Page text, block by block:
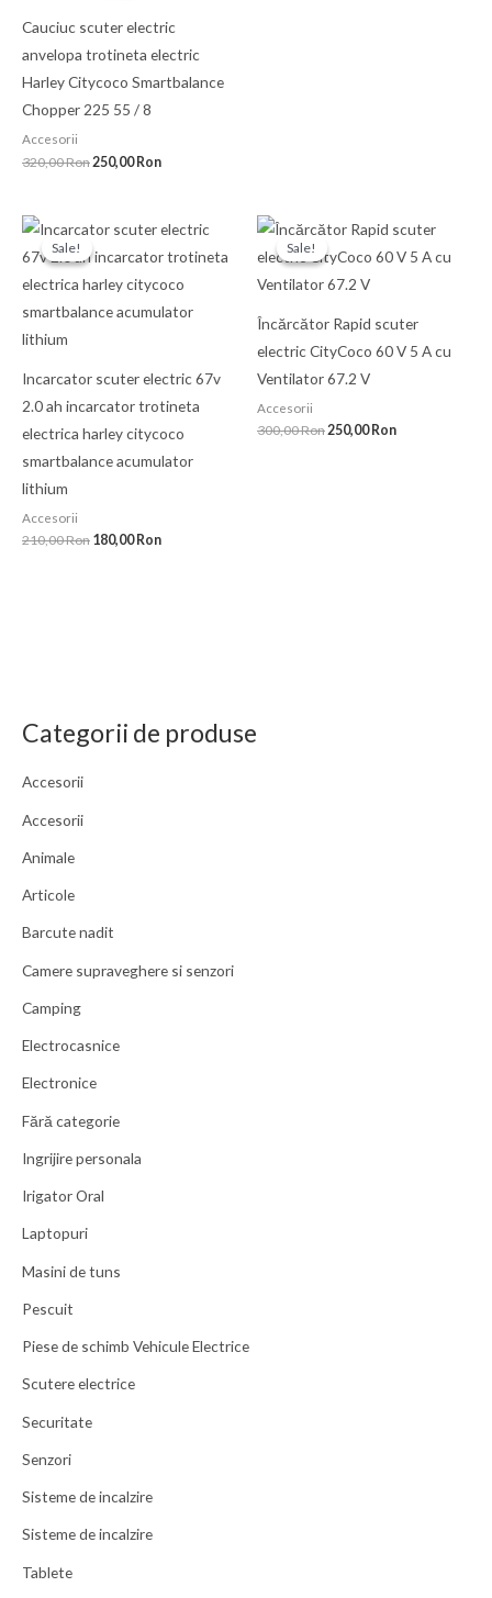
Categorii de produse
Accesorii
Accesorii
Animale
Articole
Barcute nadit
Camere supraveghere si senzori
Camping
Electrocasnice
Electronice
Fără categorie
Ingrijire personala
Irigator Oral
Laptopuri
Masini de tuns
Pescuit
Piese de schimb Vehicule Electrice
Scutere electrice
Securitate
Senzori
Sisteme de incalzire
Sisteme de incalzire
Tablete
Cauciuc scuter electric
anvelopa trotineta electric
Harley Citycoco Smartbalance
Chopper 225 55 / 8
Accesorii
320,00Ron 250,00Ron
Sale!
Sale!
Incarcator scuter electric 67v
2.0 ah incarcator trotineta
electrica harley citycoco
smartbalance acumulator
lithium
Accesorii
210,00Ron
Prețul
inițial
a
210,00 Ron.
180,00 Ron
Prețul
curent
este:
Sale!
Sale!
Încărcător Rapid scuter
electric CityCoco 60 V 5 A cu
Ventilator 67.2 V
Accesorii
300,00Ron
Prețul
inițial
a
300,00 Ron.
250,00 Ron
Prețul
curent
este: